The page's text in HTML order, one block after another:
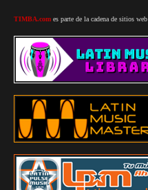
TIMBA.com es parte de la cadena de sitios web